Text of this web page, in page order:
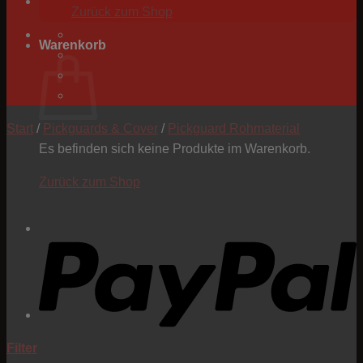
Zurück zum Shop
Warenkorb
Es befinden sich keine Produkte im Warenkorb.
Zurück zum Shop
Start / Pickguards & Cover / Pickguard Rohmaterial
Filter